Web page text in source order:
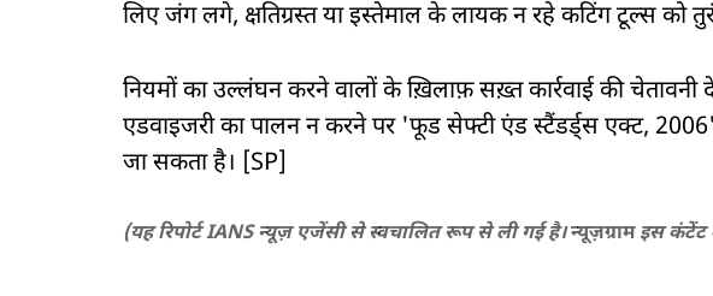
लिए जंग लगे, क्षतिग्रस्त या इस्तेमाल के लायक न रहे कटिंग टूल्स को
नियमों का उल्लंघन करने वालों के ख़िलाफ़ सख़्त कार्रवाई की
एडवाइजरी का पालन न करने पर 'फूड सेफ्टी एंड स्टैंडर्ड्स एक्ट, 2006'
जा सकता है। [SP]
(यह रिपोर्ट IANS न्यूज़ एजेंसी से स्वचालित रूप से ली गई है।न्यूज़ग्रामइस कंटेंट